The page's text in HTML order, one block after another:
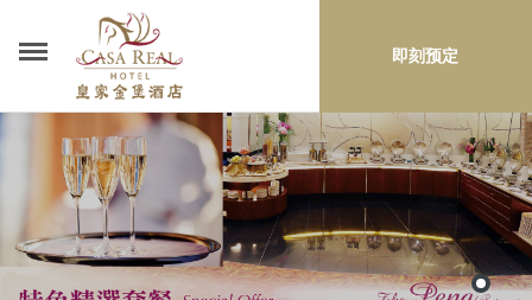
即刻预定